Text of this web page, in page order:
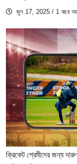
জুন 17, 2025 / 1 বছর
ক্রিকেট প্রেমীদের জন্য